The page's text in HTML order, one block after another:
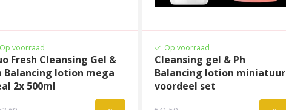
Op voorraad
Fresh Cleansing Gel &
Balancing lotion mega
2x 500ml
Op voorraad
Cleansing gel & Ph
Balancing lotion miniatuur
voordeel set